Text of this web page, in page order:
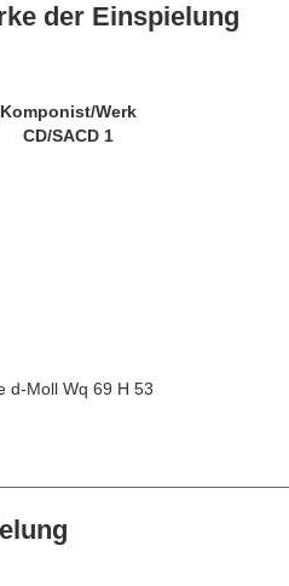
der Einspielung
Komponist/Werk
CD/SACD 1
d-Moll Wq 69 H 53